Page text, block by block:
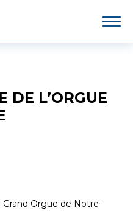
DE L’ORGUE
Orgue de Notre-